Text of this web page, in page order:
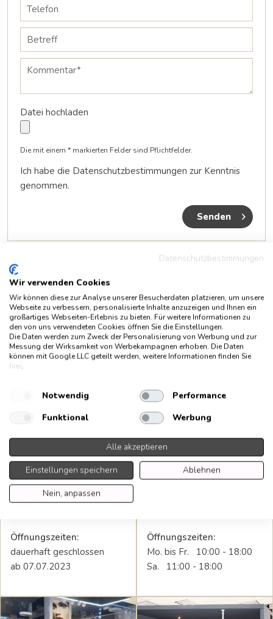
Datei hochladen
Die mit einem * markierten Felder sind Pflichtfelder.
Ich habe die Datenschutzbestimmungen zur Kenntnis
genommen.
Senden
Lax Berlin ist geschlossen
Charlottenburg
Öffnungszeiten:
dauerhaft geschlossen
ab 07.07.2023
SMEG STORE KÖLN
Öffnungszeiten:
Mo. bis Fr. 10:00 - 18:00
Sa. 11:00 - 18:00
Datenschutzbestimmungen
Wir verwenden Cookies
Wir können diese zur Analyse unserer Besucherdaten platzieren, um unsere
Webseite zu verbessern, personalisierte Inhalte anzuzeigen und Ihnen ein
großartiges Webseiten-Erlebnis zu bieten. Für weitere Informationen zu
den von uns verwendeten Cookies öffnen Sie die Einstellungen.
Die Daten werden zum Zweck der Personalisierung von Werbung und zur
Messung der Wirksamkeit von Werbekampagnen erhoben. Die Daten
können mit Google LLC geteilt werden, weitere Informationen finden Sie
hier.
Notwendig
Performance
Funktional
Werbung
Alle akzeptieren
Einstellungen speichern
Ablehnen
Nein, anpassen